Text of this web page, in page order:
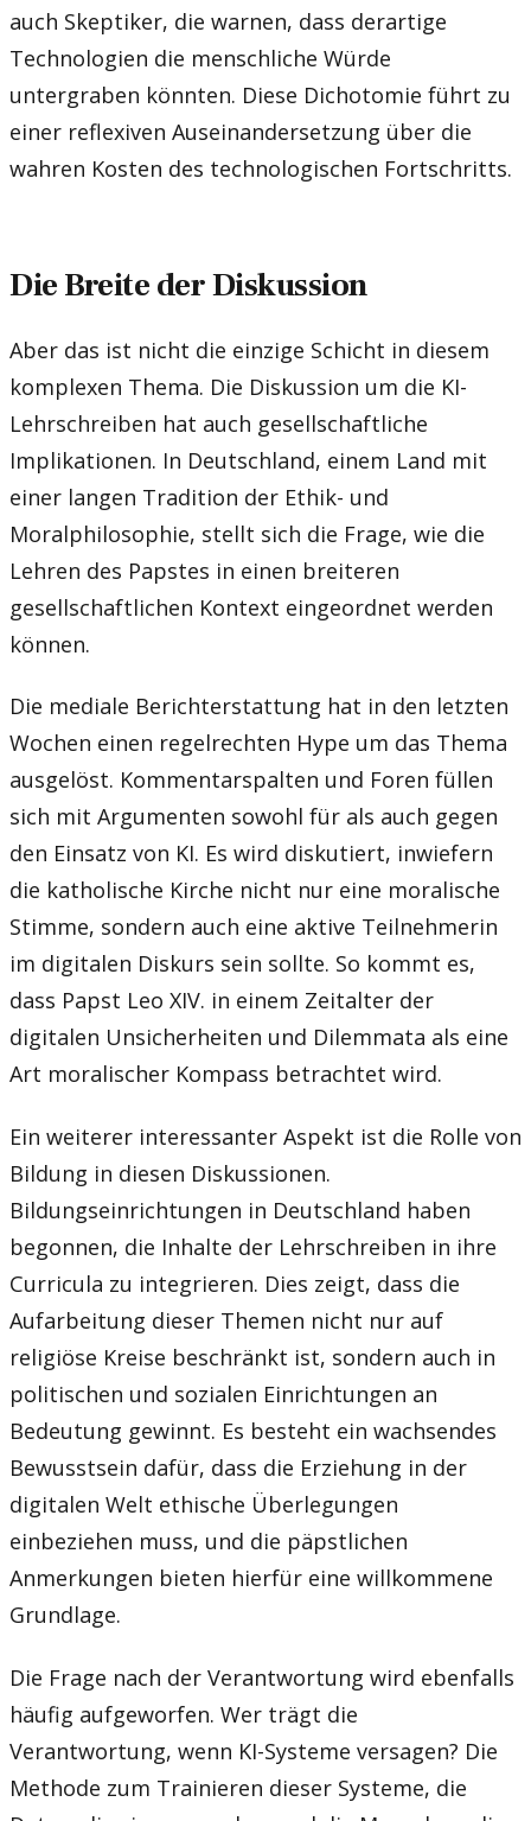
auch Skeptiker, die warnen, dass derartige
Technologien die menschliche Würde
untergraben könnten. Diese Dichotomie führt zu
einer reflexiven Auseinandersetzung über die
wahren Kosten des technologischen Fortschritts.
Die Breite der Diskussion
Aber das ist nicht die einzige Schicht in diesem
komplexen Thema. Die Diskussion um die KI-
Lehrschreiben hat auch gesellschaftliche
Implikationen. In Deutschland, einem Land mit
einer langen Tradition der Ethik- und
Moralphilosophie, stellt sich die Frage, wie die
Lehren des Papstes in einen breiteren
gesellschaftlichen Kontext eingeordnet werden
können.
Die mediale Berichterstattung hat in den letzten
Wochen einen regelrechten Hype um das Thema
ausgelöst. Kommentarspalten und Foren füllen
sich mit Argumenten sowohl für als auch gegen
den Einsatz von KI. Es wird diskutiert, inwiefern
die katholische Kirche nicht nur eine moralische
Stimme, sondern auch eine aktive Teilnehmerin
im digitalen Diskurs sein sollte. So kommt es,
dass Papst Leo XIV. in einem Zeitalter der
digitalen Unsicherheiten und Dilemmata als eine
Art moralischer Kompass betrachtet wird.
Ein weiterer interessanter Aspekt ist die Rolle von
Bildung in diesen Diskussionen.
Bildungseinrichtungen in Deutschland haben
begonnen, die Inhalte der Lehrschreiben in ihre
Curricula zu integrieren. Dies zeigt, dass die
Aufarbeitung dieser Themen nicht nur auf
religiöse Kreise beschränkt ist, sondern auch in
politischen und sozialen Einrichtungen an
Bedeutung gewinnt. Es besteht ein wachsendes
Bewusstsein dafür, dass die Erziehung in der
digitalen Welt ethische Überlegungen
einbeziehen muss, und die päpstlichen
Anmerkungen bieten hierfür eine willkommene
Grundlage.
Die Frage nach der Verantwortung wird ebenfalls
häufig aufgeworfen. Wer trägt die
Verantwortung, wenn KI-Systeme versagen? Die
Methode zum Trainieren dieser Systeme, die